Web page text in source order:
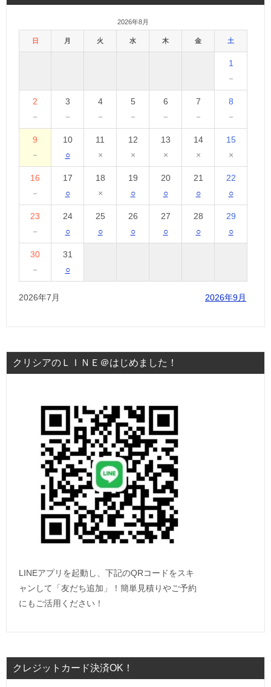
2026年8月
日 月 火 水 木 金 土
1
－
2
－
3
－
4
－
5
－
6
－
7
－
8
－
9
－
10
○
11
×
12
×
13
×
14
×
15
×
16
－
17
○
18
×
19
○
20
○
21
○
22
○
23
－
24
○
25
○
26
○
27
○
28
○
29
○
30
－
31
○
2026年7月 2026年9月
クリシアのＬＩＮＥ＠はじめました！
LINEアプリを起動し、下記のQRコードをスキ
ャンして「友だち追加」！簡単見積りやご予約
にもご活用ください！
クレジットカード決済OK！